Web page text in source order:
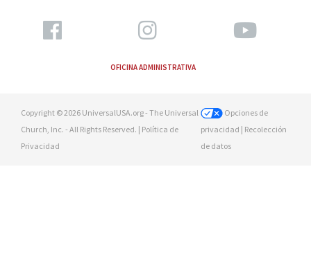
OFICINA ADMINISTRATIVA
Copyright © 2026 UniversalUSA.org - The Universal
Church, Inc. - All Rights Reserved. | Política de
Privacidad
Opciones de
privacidad | Recolección
de datos